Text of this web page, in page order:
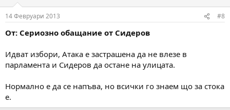
14 Февруари 2013 #8
От: Сериозно обащание от Сидеров
Идват избори, Атака е застрашена да не влезе в
парламента и Сидеров да остане на улицата.
Нормално е да се напъва, но всички го знаем що за стока
е.